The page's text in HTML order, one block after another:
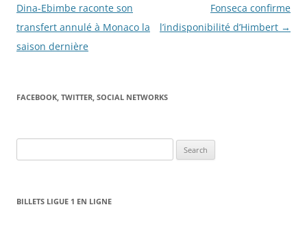
navigation
Dina-Ebimbe raconte son
transfert annulé à Monaco la
saison dernière
Fonseca confirme
l’indisponibilité d’Himbert →
FACEBOOK, TWITTER, SOCIAL NETWORKS
for:
BILLETS LIGUE 1 EN LIGNE